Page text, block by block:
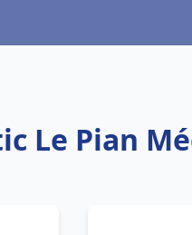
Le Pian